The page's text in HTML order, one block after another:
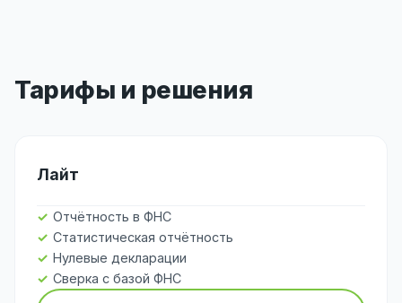
Тарифы и решения
Лайт
Отчётность в ФНС
Статистическая отчётность
Нулевые декларации
Сверка с базой ФНС